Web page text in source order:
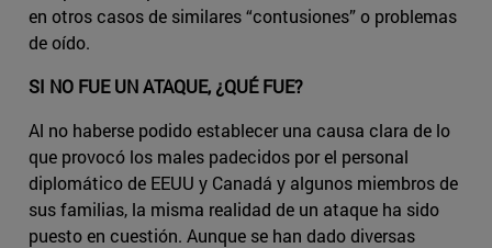
en otros casos de similares “contusiones” o problemas
de oído.
SI NO FUE UN ATAQUE, ¿QUÉ FUE?
Al no haberse podido establecer una causa clara de lo
que provocó los males padecidos por el personal
diplomático de EEUU y Canadá y algunos miembros de
sus familias, la misma realidad de un ataque ha sido
puesto en cuestión. Aunque se han dado diversas